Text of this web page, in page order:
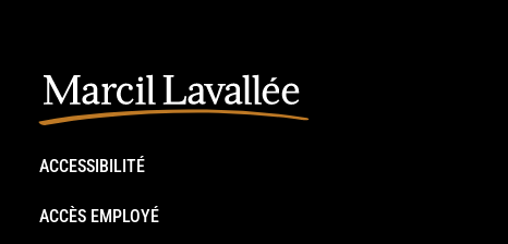
ACCESSIBILITÉ
ACCÈS EMPLOYÉ